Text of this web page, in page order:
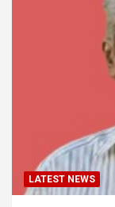
LATEST NEWS